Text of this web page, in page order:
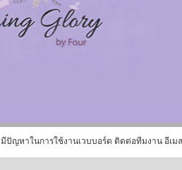
มีปัญหาในการใช้งานเวบบอร์ด ติดต่อทีมงาน อีเม